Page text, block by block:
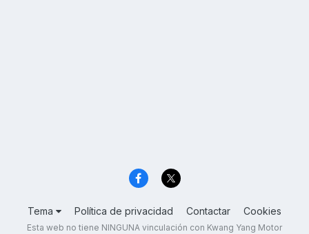
Tema Política de privacidad Contactar Cookies
Esta web no tiene NINGUNA vinculación con Kwang Yang Motor